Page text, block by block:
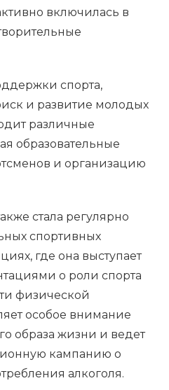
включилась в
спорта,
и развитие молодых
различные
образовательные
и организацию
стала регулярно
спортивных
где она выступает
о роли спорта
физической
особое внимание
образа жизни и ведет
кампанию о
алкоголя.